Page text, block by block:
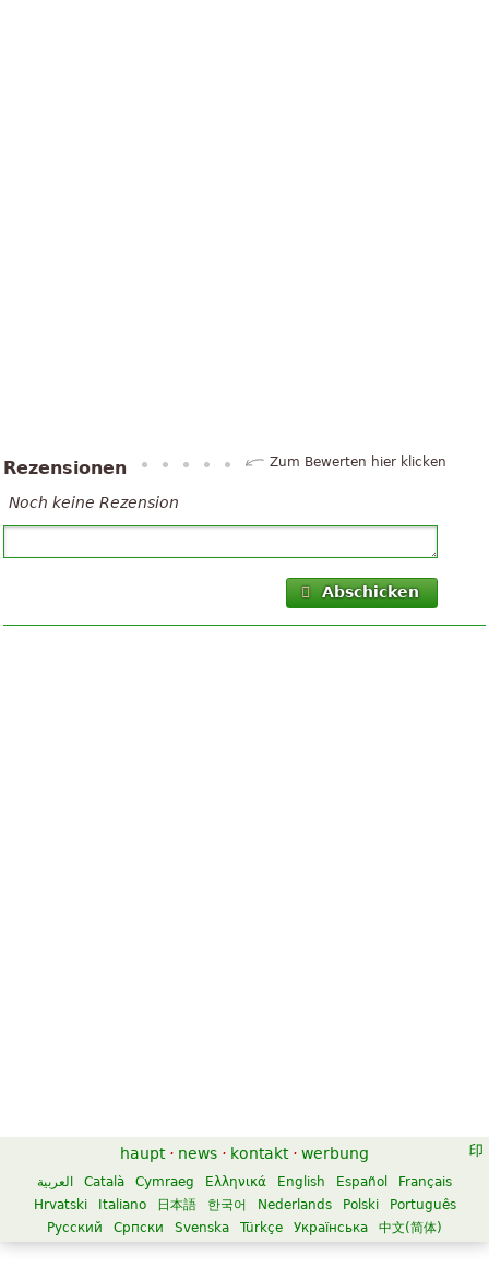
Rezensionen Zum Bewerten hier klicken
Noch keine Rezension
Abschicken
haupt · news · kontakt · werbung
العربية Català Cymraeg Ελληνικά English Español
Français
Hrvatski
Italiano 日本語 한국어 Nederlands Polski
Português
Русский
Српски Svenska Türkçe Українська 中文(简体)